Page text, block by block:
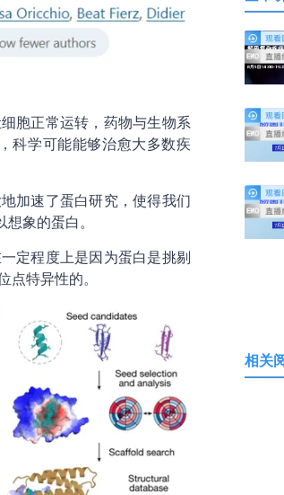
胞正常运转，药物与生物系
科学可能能够治愈大多数疾
加速了蛋白研究，使得我们
象的蛋白。
定程度上是因为蛋白是挑剔
点特异性的。
相关